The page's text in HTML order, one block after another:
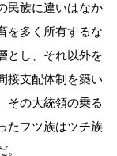
民族に違いはなか
を多く所有するな
とし、それ以外を
接支配体制を築い
その大統領の乗る
たフツ族はツチ族